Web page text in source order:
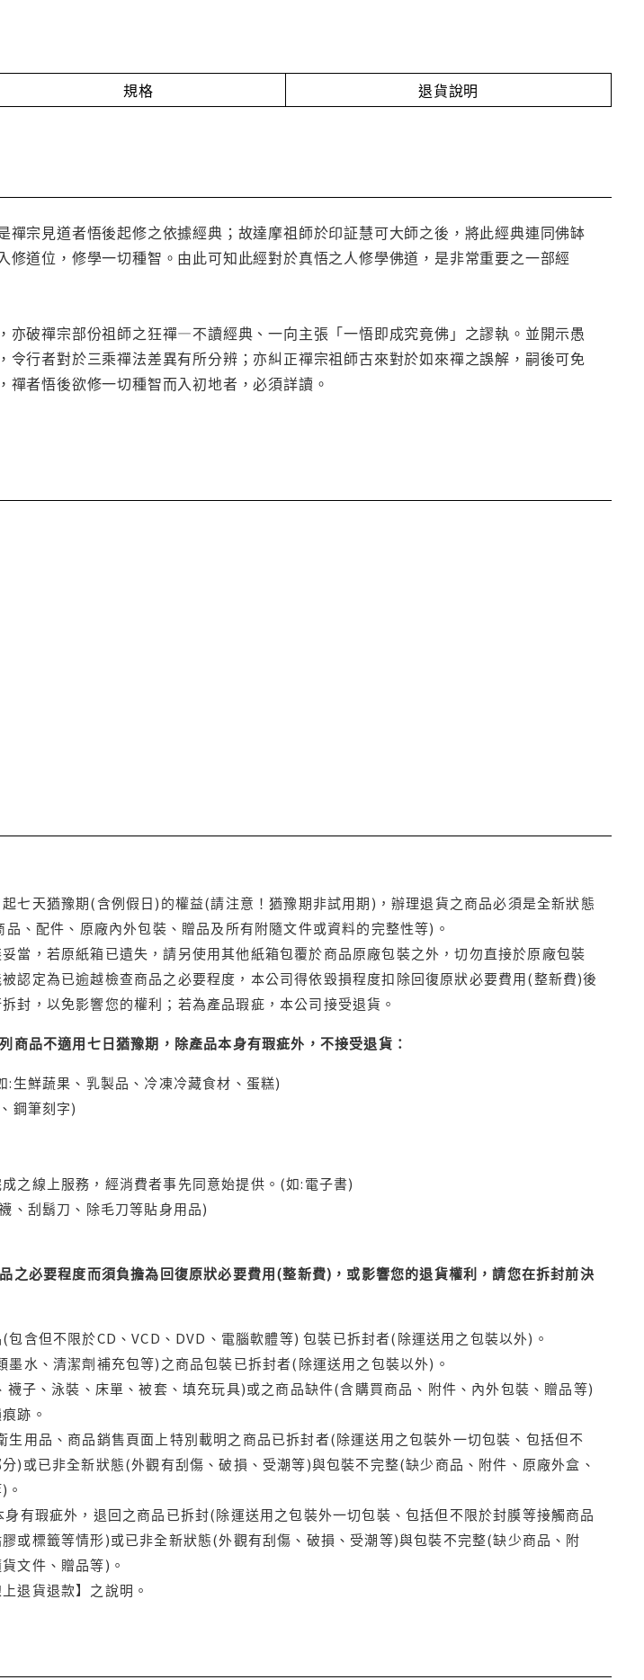
規格 退貨說明
宗見道者悟後起修之依據經典；故達摩祖師於印証慧可大師之後，將此經典連同佛缽
道位，修學一切種智。由此可知此經對於真悟之人修學佛道，是非常重要之一部經
亦破禪宗部份祖師之狂禪—不讀經典、一向主張「一悟即成究竟佛」之謬執。並開示愚
行者對於三乘禪法差異有所分辨；亦糾正禪宗祖師古來對於如來禪之誤解，嗣後可免
者悟後欲修一切種智而入初地者，必須詳讀。
七天猶豫期(含例假日)的權益(請注意！猶豫期非試用期)，辦理退貨之商品必須是全新狀態
、配件、原廠內外包裝、贈品及所有附隨文件或資料的完整性等)。
當，若原紙箱已遺失，請另使用其他紙箱包覆於商品原廠包裝之外，切勿直接於原廠包裝
認定為已逾越檢查商品之必要程度，本公司得依毀損程度扣除回復原狀必要費用(整新費)後
封，以免影響您的權利；若為產品瑕疵，本公司接受退貨。
商品不適用七日猶豫期，除產品本身有瑕疵外，不接受退貨：
生鮮蔬果、乳製品、冷凍冷藏食材、蛋糕)
鋼筆刻字)
之線上服務，經消費者事先同意始提供。(如:電子書)
、刮鬍刀、除毛刀等貼身用品)
之必要程度而須負擔為回復原狀必要費用(整新費)，或影響您的退貨權利，請您在拆封前決
含但不限於CD、VCD、DVD、電腦軟體等) 包裝已拆封者(除運送用之包裝以外)。
水、清潔劑補充包等)之商品包裝已拆封者(除運送用之包裝以外)。
子、泳裝、床單、被套、填充玩具)或之商品缺件(含購買商品、附件、內外包裝、贈品等)
跡。
用品、商品銷售頁面上特別載明之商品已拆封者(除運送用之包裝外一切包裝、包括但不
)或已非全新狀態(外觀有刮傷、破損、受潮等)與包裝不完整(缺少商品、附件、原廠外盒、
有瑕疵外，退回之商品已拆封(除運送用之包裝外一切包裝、包括但不限於封膜等接觸商品
或標籤等情形)或已非全新狀態(外觀有刮傷、破損、受潮等)與包裝不完整(缺少商品、附
文件、贈品等)。
退貨退款】之說明。